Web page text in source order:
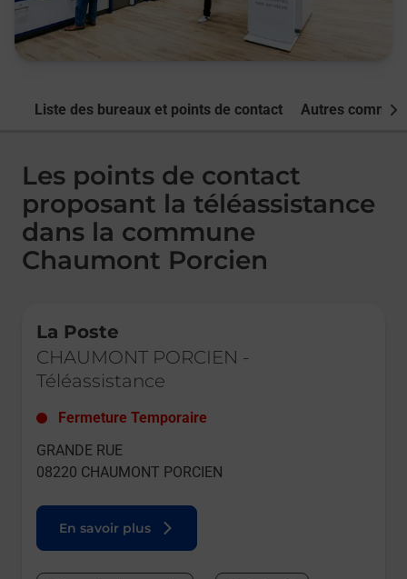
Liste des bureaux et points de contact Autres
Les points de contact
proposant la téléassistance
dans la commune
Chaumont Porcien
La Poste
CHAUMONT PORCIEN -
Téléassistance
Fermeture Temporaire
GRANDE RUE
08220 CHAUMONT PORCIEN
En savoir plus